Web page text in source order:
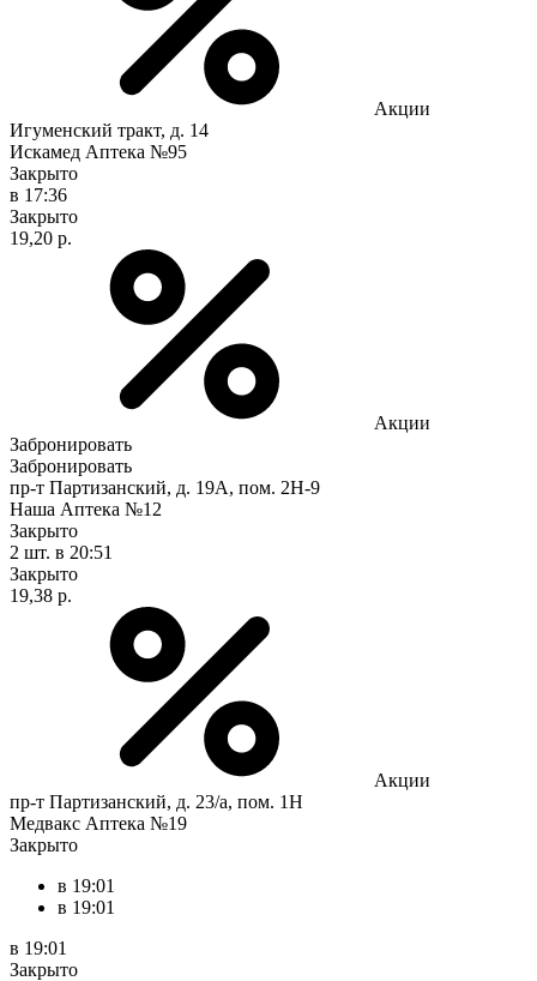
Акции
Игуменский тракт, д. 14
Искамед Аптека №95
Закрыто
в 17:36
Закрыто
19,20 р.
Акции
Забронировать
Забронировать
пр-т Партизанский, д. 19А, пом. 2Н-9
Наша Аптека №12
Закрыто
2 шт. в 20:51
Закрыто
19,38 р.
Акции
пр-т Партизанский, д. 23/а, пом. 1Н
Медвакс Аптека №19
Закрыто
в 19:01
в 19:01
в 19:01
Закрыто